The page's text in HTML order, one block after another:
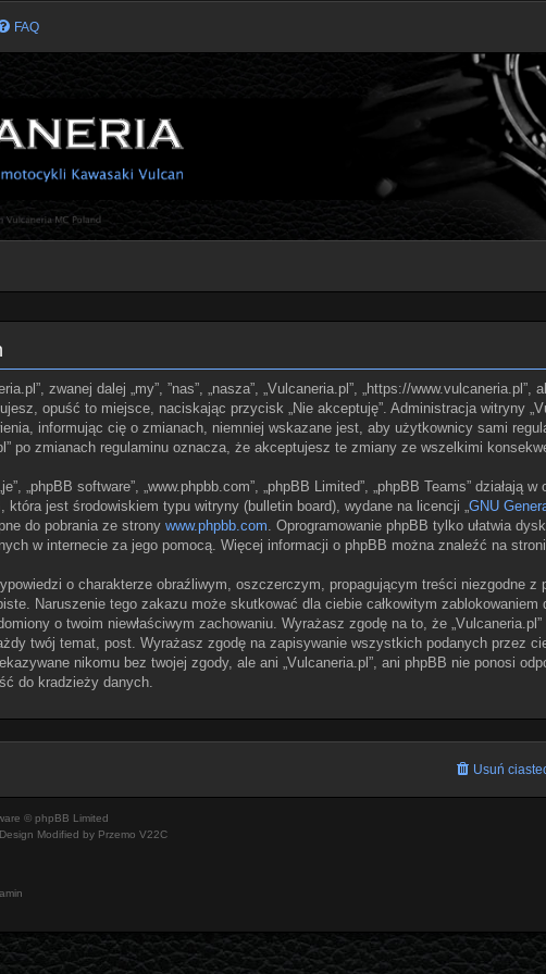
FAQ
zwanej dalej „my”, ”nas”, „nasza”, „Vulcaneria.pl”, „https://
opuść to miejsce, naciskając przycisk „Nie akceptuję”. Administracja witryny
informując cię o zmianach, niemniej wskazane jest, aby użytkownicy sami
po zmianach regulaminu oznacza, że akceptujesz te zmiany ze wszelkimi
„phpBB software”, „www.phpbb.com”, „phpBB Limited”, „phpBB Teams” działają
jest środowiskiem typu witryny (bulletin board), wydane na licencji „ GNU
do pobrania ze strony www.phpbb.com . Oprogramowanie phpBB tylko ułatwia
w internecie za jego pomocą. Więcej informacji o phpBB można znaleźć na
o charakterze obraźliwym, oszczerczym, propagującym treści niezgodne z
Naruszenie tego zakazu może skutkować dla ciebie całkowitym zablokowaniem
o twoim niewłaściwym zachowaniu. Wyrażasz zgodę na to, że
twój temat, post. Wyrażasz zgodę na zapisywanie wszystkich podanych przez
nikomu bez twojej zgody, ale ani „Vulcaneria.pl”, ani phpBB nie ponosi
do kradzieży danych.
Usuń
© phpBB Limited
Modified by Przemo V22C